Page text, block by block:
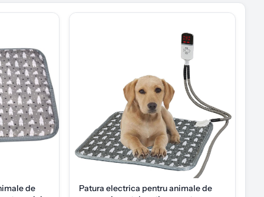
de
Patura electrica pentru animale de